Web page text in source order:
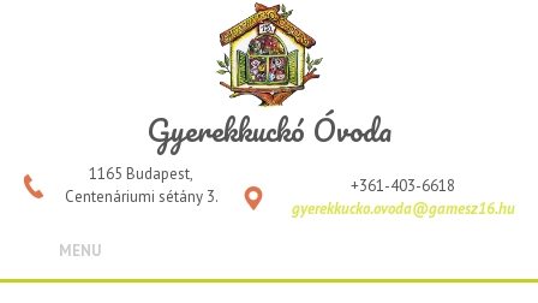
Gyerekkuckó Óvoda
1165 Budapest,
Centenáriumi sétány 3.
+361-403-6618
gyerekkucko.ovoda@gamesz16.hu
MENU